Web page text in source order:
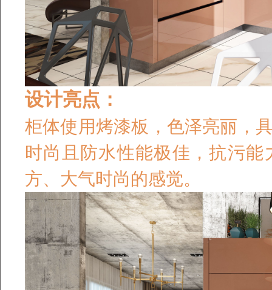
设计亮点：
柜体使用烤漆板，色泽亮丽，
时尚且防水性能极佳，抗污
方、大气时尚的感觉。